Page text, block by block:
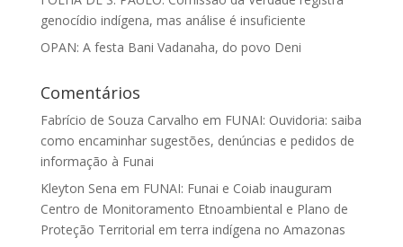
genocídio indígena, mas análise é insuficiente
OPAN: A festa Bani Vadanaha, do povo Deni
Comentários
Fabrício de Souza Carvalho em FUNAI: Ouvidoria: saiba
como encaminhar sugestões, denúncias e pedidos de
informação à Funai
Kleyton Sena em FUNAI: Funai e Coiab inauguram
Centro de Monitoramento Etnoambiental e Plano de
Proteção Territorial em terra indígena no Amazonas